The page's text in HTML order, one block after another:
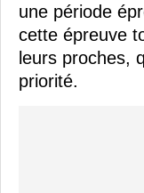
une période
cette épreuve
leurs proches,
priorité.